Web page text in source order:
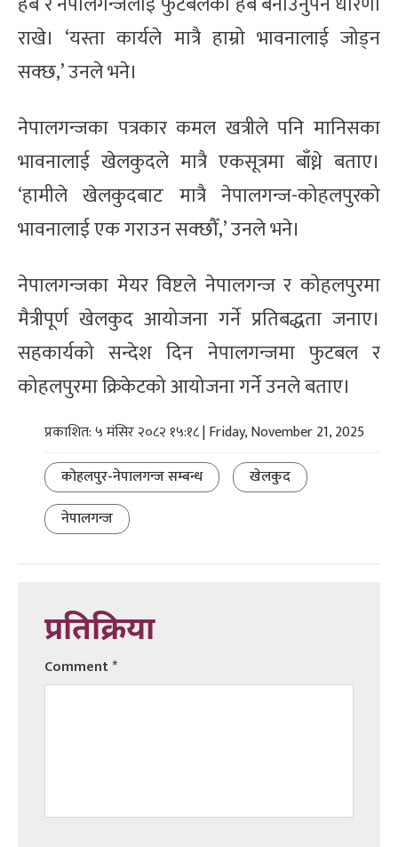
राखे। ‘यस्ता कार्यले मात्रै हाम्रो भावनालाई जोड्न
सक्छ,’ उनले भने।
नेपालगन्जका पत्रकार कमल खत्रीले पनि मानिसका
भावनालाई खेलकुदले मात्रै एकसूत्रमा बाँध्ने बताए।
‘हामीले खेलकुदबाट मात्रै नेपालगन्ज-कोहलपुरको
भावनालाई एक गराउन सक्छौँ,’ उनले भने।
नेपालगन्जका मेयर विष्टले नेपालगन्ज र कोहलपुरमा
मैत्रीपूर्ण खेलकुद आयोजना गर्ने प्रतिबद्धता जनाए।
सहकार्यको सन्देश दिन नेपालगन्जमा फुटबल र
कोहलपुरमा क्रिकेटको आयोजना गर्ने उनले बताए।
प्रकाशित: ५ मंसिर २०८२ १५:१८ | Friday, November 21, 2025
कोहलपुर-नेपालगन्ज सम्बन्ध
खेलकुद
नेपालगन्ज
प्रतिक्रिया
Comment*